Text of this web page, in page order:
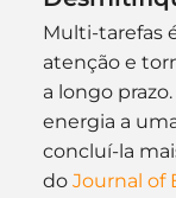
Multi-tarefas
atenção e
a longo
energia a
concluí-la
do Journal of